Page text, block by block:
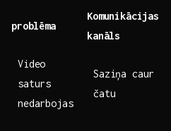
problēma
Komunikācijas
kanāls
Video
‍saturs
nedarbojas
Saziņa caur
čatu